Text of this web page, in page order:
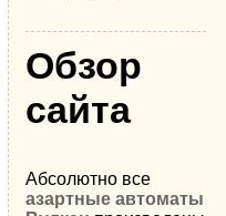
Обзор
сайта
Абсолютно все
азартные автоматы